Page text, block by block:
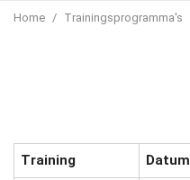
Home Trainingsprogramma's
Training Datum